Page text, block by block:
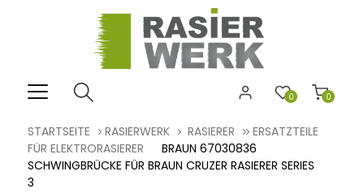
0
0
STARTSEITE RASIERWERK RASIERER
ERSATZTEILE
FÜR ELEKTRORASIERER
BRAUN 67030836
SCHWINGBRÜCKE FÜR BRAUN CRUZER RASIERER SERIES
3